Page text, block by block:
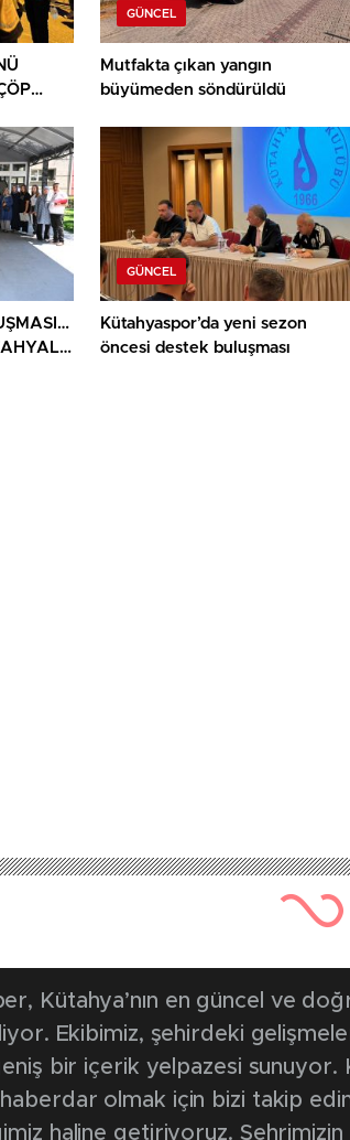
GÜNCEL
Mutfakta çıkan yangın
büyümeden söndürüldü
GÜNCEL
Kütahyaspor’da yeni sezon
öncesi destek buluşması
Kütahya’nın en güncel ve
Ekibimiz, şehirdeki
bir içerik yelpazesi sunuyor.
olmak için bizi takip
haline getiriyoruz. Şehrimizin